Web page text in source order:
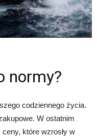
normy?
codziennego życia.
W ostatnim
które wzrosły w